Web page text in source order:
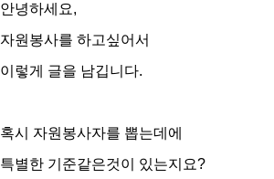
안녕하세요,
자원봉사를 하고싶어서
이렇게 글을 남깁니다.
혹시 자원봉사자를 뽑는데에
특별한 기준같은것이 있는지요?